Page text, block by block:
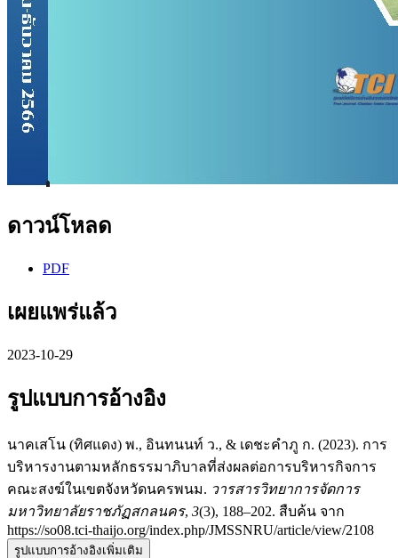
ดาวน์โหลด
PDF
เผยแพร่แล้ว
2023-10-29
รูปแบบการอ้างอิง
นาคเสโน (ทิศแดง) พ., อินทนนท์ ว., & เดชะคำภู ก. (2023). การ
บริหารงานตามหลักธรรมาภิบาลที่ส่งผลต่อการบริหารกิจการ
คณะสงฆ์ในเขตจังหวัดนครพนม. วารสารวิทยาการจัดการ
มหาวิทยาลัยราชภัฏสกลนคร, 3(3), 188–202. สืบค้น จาก
https://so08.tci-thaijo.org/index.php/JMSSNRU/article/view/2108
รูปแบบการอ้างอิงเพิ่มเติม